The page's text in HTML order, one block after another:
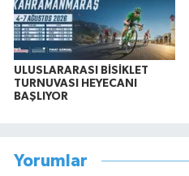
ULUSLARARASI BİSİKLET
TURNUVASI HEYECANI
BAŞLIYOR
Yorumlar